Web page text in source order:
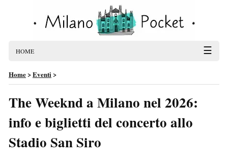
HOME ☰
Home>Eventi>
The Weeknd a Milano nel 2026:
info e biglietti del concerto allo
Stadio San Siro